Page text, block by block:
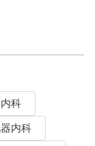
科
内科